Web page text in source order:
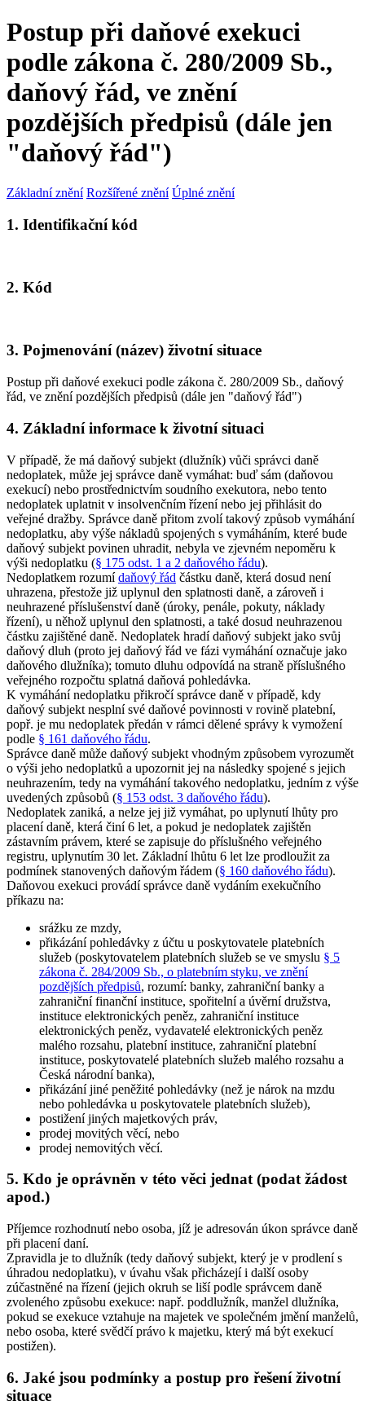
Postup při daňové exekuci
podle zákona č. 280/2009 Sb.,
daňový řád, ve znění
pozdějších předpisů (dále jen
"daňový řád")
Základní znění Rozšířené znění Úplné znění
1. Identifikační kód
2. Kód
3. Pojmenování (název) životní situace
Postup při daňové exekuci podle zákona č. 280/2009 Sb., daňový
řád, ve znění pozdějších předpisů (dále jen "daňový řád")
4. Základní informace k životní situaci
V případě, že má daňový subjekt (dlužník) vůči správci daně
nedoplatek, může jej správce daně vymáhat: buď sám (daňovou
exekucí) nebo prostřednictvím soudního exekutora, nebo tento
nedoplatek uplatnit v insolvenčním řízení nebo jej přihlásit do
veřejné dražby. Správce daně přitom zvolí takový způsob vymáhání
nedoplatku, aby výše nákladů spojených s vymáháním, které bude
daňový subjekt povinen uhradit, nebyla ve zjevném nepoměru k
výši nedoplatku (§ 175 odst. 1 a 2 daňového řádu).
Nedoplatkem rozumídaňový řád částku daně, která dosud není
uhrazena, přestože již uplynul den splatnosti daně, a zároveň i
neuhrazené příslušenství daně (úroky, penále, pokuty, náklady
řízení), u něhož uplynul den splatnosti, a také dosud neuhrazenou
částku zajištěné daně. Nedoplatek hradí daňový subjekt jako svůj
daňový dluh (proto jej daňový řád ve fázi vymáhání označuje jako
daňového dlužníka); tomuto dluhu odpovídá na straně příslušného
veřejného rozpočtu splatná daňová pohledávka.
K vymáhání nedoplatku přikročí správce daně v případě, kdy
daňový subjekt nesplní své daňové povinnosti v rovině platební,
popř. je mu nedoplatek předán v rámci dělené správy k vymožení
podle § 161 daňového řádu.
Správce daně může daňový subjekt vhodným způsobem vyrozumět
o výši jeho nedoplatků a upozornit jej na následky spojené s jejich
neuhrazením, tedy na vymáhání takového nedoplatku, jedním z výše
uvedených způsobů (§ 153 odst. 3 daňového řádu).
Nedoplatek zaniká, a nelze jej již vymáhat, po uplynutí lhůty pro
placení daně, která činí 6 let, a pokud je nedoplatek zajištěn
zástavním právem, které se zapisuje do příslušného veřejného
registru, uplynutím 30 let. Základní lhůtu 6 let lze prodloužit za
podmínek stanovených daňovým řádem (§ 160 daňového řádu).
Daňovou exekuci provádí správce daně vydáním exekučního
příkazu na:
srážku ze mzdy,
přikázání pohledávky z účtu u poskytovatele platebních
služeb (poskytovatelem platebních služeb se ve smyslu § 5
zákona č. 284/2009 Sb., o platebním styku, ve znění
pozdějších předpisů, rozumí: banky, zahraniční banky a
zahraniční finanční instituce, spořitelní a úvěrní družstva,
instituce elektronických peněz, zahraniční instituce
elektronických peněz, vydavatelé elektronických peněz
malého rozsahu, platební instituce, zahraniční platební
instituce, poskytovatelé platebních služeb malého rozsahu a
Česká národní banka),
přikázání jiné peněžité pohledávky (než je nárok na mzdu
nebo pohledávka u poskytovatele platebních služeb),
postižení jiných majetkových práv,
prodej movitých věcí, nebo
prodej nemovitých věcí.
5. Kdo je oprávněn v této věci jednat (podat žádost
apod.)
Příjemce rozhodnutí nebo osoba, jíž je adresován úkon správce daně
při placení daní.
Zpravidla je to dlužník (tedy daňový subjekt, který je v prodlení s
úhradou nedoplatku), v úvahu však přicházejí i další osoby
zúčastněné na řízení (jejich okruh se liší podle správcem daně
zvoleného způsobu exekuce: např. poddlužník, manžel dlužníka,
pokud se exekuce vztahuje na majetek ve společném jmění manželů,
nebo osoba, které svědčí právo k majetku, který má být exekucí
postižen).
6. Jaké jsou podmínky a postup pro řešení životní
situace